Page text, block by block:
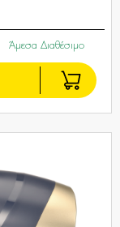
Άμεσα Διαθέσιμο